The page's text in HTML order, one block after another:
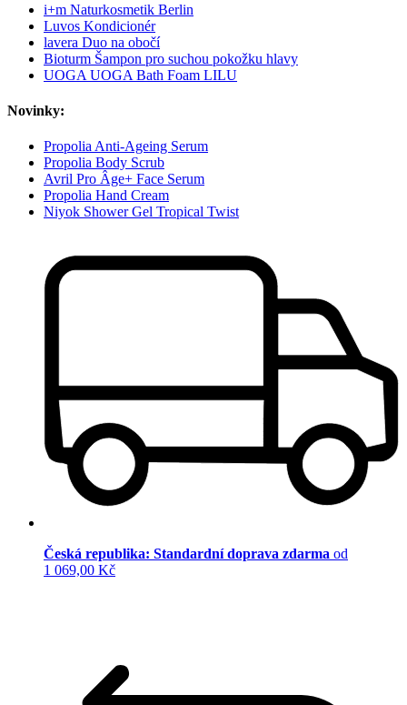
i+m Naturkosmetik Berlin
Luvos Kondicionér
lavera Duo na obočí
Bioturm Šampon pro suchou pokožku hlavy
UOGA UOGA Bath Foam LILU
Novinky:
Propolia Anti-Ageing Serum
Propolia Body Scrub
Avril Pro Âge+ Face Serum
Propolia Hand Cream
Niyok Shower Gel Tropical Twist
Česká republika: Standardní doprava zdarma od
1 069,00 Kč